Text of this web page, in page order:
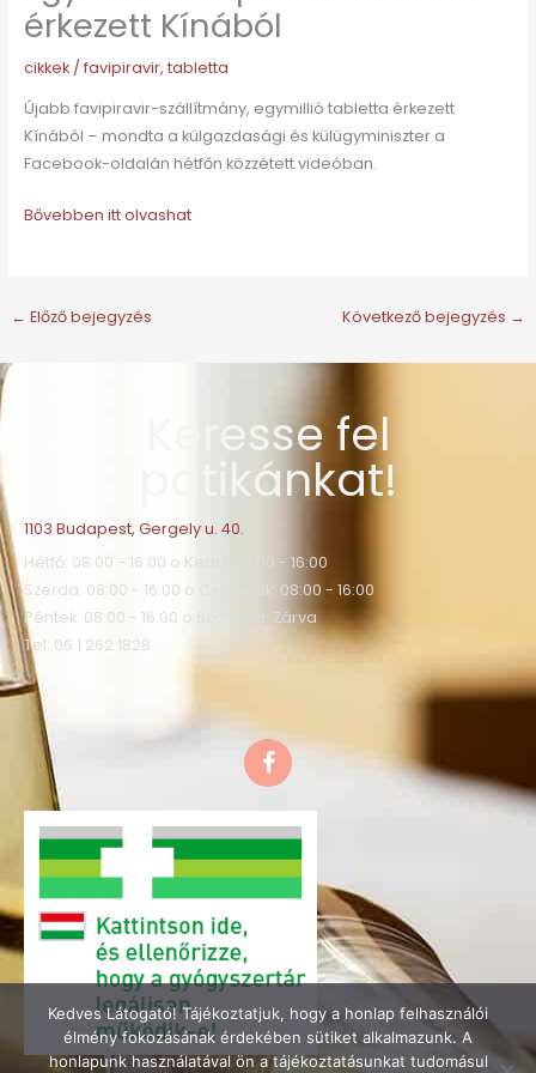
érkezett Kínából
cikkek/ favipiravir, tabletta
Újabb favipiravir-szállítmány, egymillió tabletta érkezett
Kínából – mondta a külgazdasági és külügyminiszter a
Facebook-oldalán hétfőn közzétett videóban.
Bővebben itt olvashat
← Előző bejegyzés Következő bejegyzés →
Keresse fel
patikánkat!
1103 Budapest, Gergely u. 40.
Hétfő: 08:00 - 16:00 o Kedd: 08:00 - 16:00
Szerda: 08:00 - 16:00 o Csütörtök: 08:00 - 16:00
Péntek: 08:00 - 16:00 o Szombat: Zárva
Tel: 06 1 262 1828
a
c
e
b
o
o
k
Kedves Látogató! Tájékoztatjuk, hogy a honlap felhasználói
élmény fokozásának érdekében sütiket alkalmazunk. A
honlapunk használatával ön a tájékoztatásunkat tudomásul